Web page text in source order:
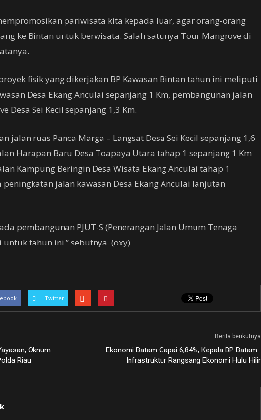
pariwisata kita kepada luar, agar orang-orang
ke Bintan untuk berwisata. Salah satunya Tour Mangrove di
fisik yang dikerjakan BP Kawasan Bintan tahun ini meliputi
Desa Ekang Anculai sepanjang 1 Km, pembangunan jalan
Desa Sei Kecil sepanjang 1,3 Km.
jalan ruas Panca Marga – Langsat Desa Sei Kecil sepanjang 1,6
Harapan Baru Desa Toapaya Utara tahap 1 sepanjang 1 Km
Kampung Beringin Desa Wisata Ekang Anculai tahap 1
peningkatan jalan kawasan Desa Ekang Anculai lanjutan
pembangunan PJUT-S (Penerangan Jalan Umum Tenaga
tahun ini,” sebutnya. (oxy)
Twitter
Oknum
Riau
Berita berikutnya
Ekonomi Batam Capai 6,84%, Kepala BP Batam :
Infrastruktur Rangsang Ekonomi Hulu Hilir